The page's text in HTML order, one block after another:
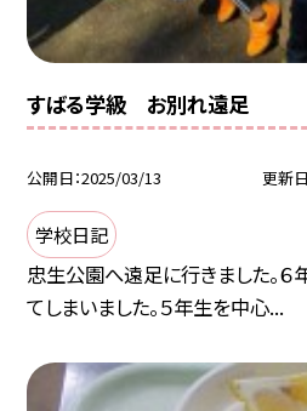
すばる学級 お別れ遠足
公開日 2025/03/13 更新日
学校日記
忠生公園へ遠足に行きました。
てしまいました。５年生を中心...